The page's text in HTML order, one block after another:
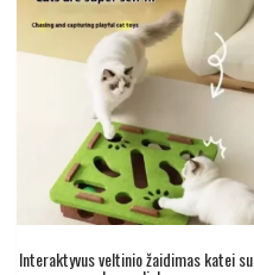
Interaktyvus veltinio žaidimas katei su